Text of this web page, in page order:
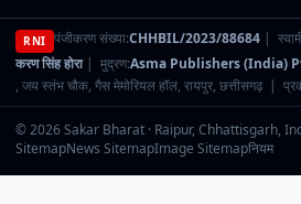
RNI पंजीकरण संख्या:CHHBIL/2023/88684|
करण सिंह होरा| मुद्रण:Asma Publishers (India)
, जय स्तंभ चौक, गैस मेमोरियल हॉल, रायपुर, छत्तीसगढ़ |
© 2026 Sakar Bharat · Raipur, Chhattisgarh,
SitemapNews SitemapImage Sitemapनियम